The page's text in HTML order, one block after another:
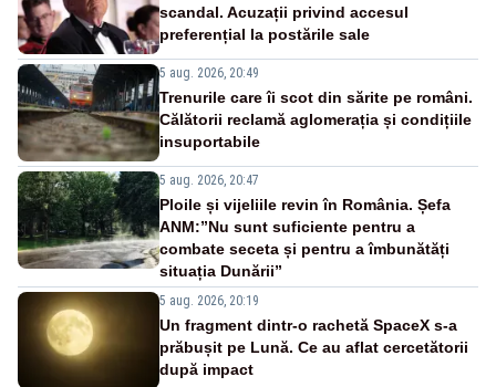
scandal. Acuzații privind accesul
preferențial la postările sale
5 aug. 2026, 20:49
Trenurile care îi scot din sărite pe români.
Călătorii reclamă aglomerația și condițiile
insuportabile
5 aug. 2026, 20:47
Ploile și vijeliile revin în România. Șefa
ANM:”Nu sunt suficiente pentru a
combate seceta și pentru a îmbunătăți
situația Dunării”
5 aug. 2026, 20:19
Un fragment dintr-o rachetă SpaceX s-a
prăbușit pe Lună. Ce au aflat cercetătorii
după impact